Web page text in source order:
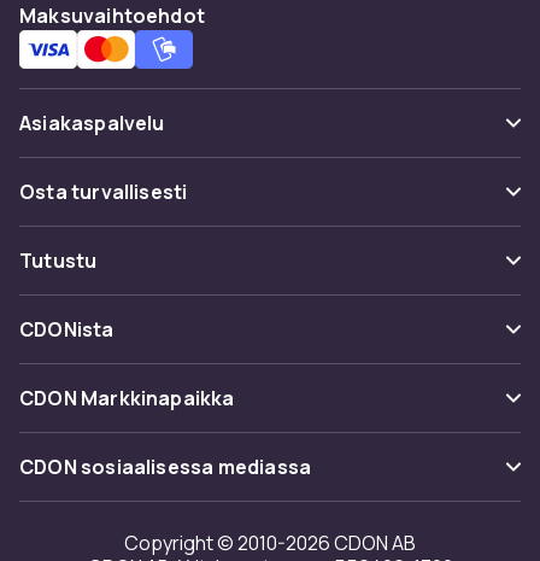
Maksuvaihtoehdot
Asiakaspalvelu
Usein kysyttyä (UKK)
Seuraa pakettia
Ota yhteyttä
Osta turvallisesti
Maksuvaihtoehdot
Toimitus
Takaisinvedot
Tutustu
Kategoriat
Tuotemerkit
CDONista
Tietoa meistä
Asiakasarvionnit
Investor relations
CDON Markkinapaikka
Merchant Help Center
CDON sosiaalisessa mediassa
Copyright © 2010-2026 CDON AB